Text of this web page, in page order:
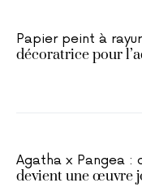
Papier peint à
décoratrice pour
Agatha x Pangea :
devient une œuvre